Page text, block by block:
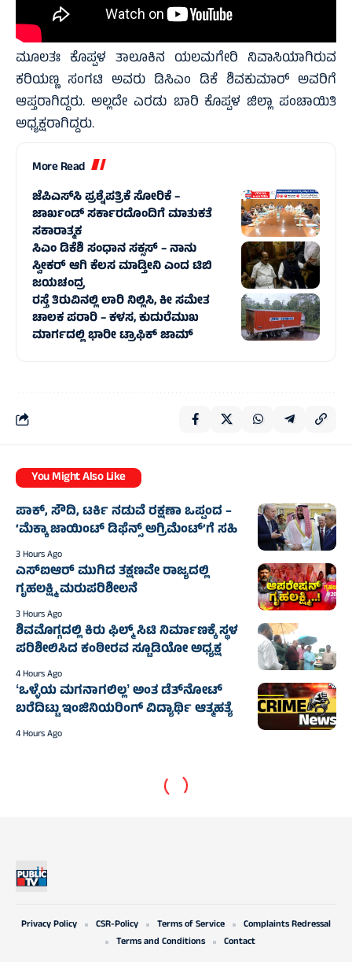
ಮೂಲತಃ ಕೊಪ್ಪಳ ತಾಲೂಕಿನ ಯಲಮಗೇರಿ ನಿವಾಸಿಯಾಗಿರುವ
ಕರಿಯಣ್ಣ ಸಂಗಟಿ ಅವರು ಡಿಸಿಎಂ ಡಿಕೆ ಶಿವಕುಮಾರ್ ಅವರಿಗೆ
ಆಪ್ತರಾಗಿದ್ದರು. ಅಲ್ಲದೇ ಎರಡು ಬಾರಿ ಕೊಪ್ಪಳ ಜಿಲ್ಲಾ ಪಂಚಾಯಿತಿ
ಅಧ್ಯಕ್ಷರಾಗಿದ್ದರು.
More Read
ಜೆಪಿಎಸ್‌ಸಿ ಪ್ರಶ್ನೆಪತ್ರಿಕೆ ಸೋರಿಕೆ –
ಜಾರ್ಖಂಡ್‌ ಸರ್ಕಾರದೊಂದಿಗೆ ಮಾತುಕತೆ
ಸಕಾರಾತ್ಮಕ
ಸಿಎಂ ಡಿಕೆಶಿ ಸಂಧಾನ ಸಕ್ಸಸ್‌ – ನಾನು
ಸ್ವೀಕರ್ ಆಗಿ ಕೆಲಸ ಮಾಡ್ತೀನಿ ಎಂದ ಟಿಬಿ
ಜಯಚಂದ್ರ
ರಸ್ತೆ ತಿರುವಿನಲ್ಲಿ ಲಾರಿ ನಿಲ್ಲಿಸಿ, ಕೀ ಸಮೇತ
ಚಾಲಕ ಪರಾರಿ – ಕಳಸ, ಕುದುರೆಮುಖ
ಮಾರ್ಗದಲ್ಲಿ‌ ಭಾರೀ ಟ್ರಾಫಿಕ್‌ ಜಾಮ್
You Might Also Like
ಪಾಕ್, ಸೌದಿ, ಟರ್ಕಿ ನಡುವೆ ರಕ್ಷಣಾ ಒಪ್ಪಂದ –
‘ಮೆಕ್ಕಾ ಜಾಯಿಂಟ್ ಡಿಫೆನ್ಸ್ ಅಗ್ರಿಮೆಂಟ್’ಗೆ ಸಹಿ
3 Hours Ago
ಎಸ್‌ಐಆರ್ ಮುಗಿದ ತಕ್ಷಣವೇ ರಾಜ್ಯದಲ್ಲಿ
ಗೃಹಲಕ್ಷ್ಮಿ ಮರುಪರಿಶೀಲನೆ
3 Hours Ago
ಶಿವಮೊಗ್ಗದಲ್ಲಿ ಕಿರು ಫಿಲ್ಮ್ ಸಿಟಿ ನಿರ್ಮಾಣಕ್ಕೆ ಸ್ಥಳ
ಪರಿಶೀಲಿಸಿದ ಕಂಠೀರವ ಸ್ಟೂಡಿಯೋ ಅಧ್ಯಕ್ಷ
4 Hours Ago
ʻಒಳ್ಳೆಯ ಮಗನಾಗಲಿಲ್ಲʼ ಅಂತ ಡೆತ್‌ನೋಟ್
ಬರೆದಿಟ್ಟು ಇಂಜಿನಿಯರಿಂಗ್ ವಿದ್ಯಾರ್ಥಿ ಆತ್ಮಹತ್ಯೆ‌
4 Hours Ago
Privacy Policy CSR-Policy Terms of Service
Complaints Redressal
Terms and Conditions
Contact